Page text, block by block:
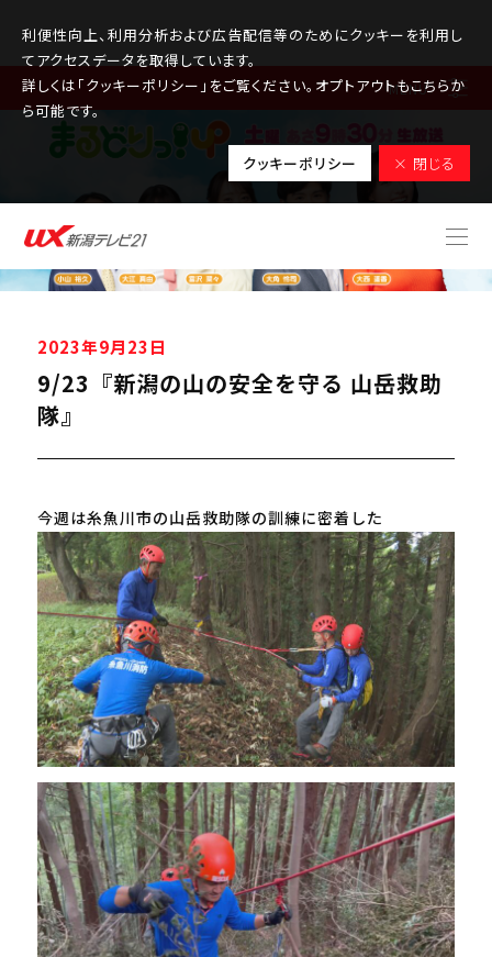
利便性向上、利用分析および広告配信等のためにクッキーを利用し
てアクセスデータを取得しています。
詳しくは「クッキーポリシー」をご覧ください。オプトアウトもこちらか
ら可能です。
クッキーポリシー × 閉じる
MENU
2023年9月23日
9/23『新潟の山の安全を守る 山岳救助
隊』
今週は糸魚川市の山岳救助隊の訓練に密着した